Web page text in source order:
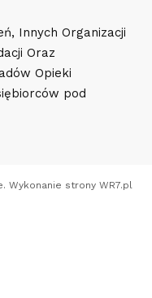
Innych Organizacji
Oraz
Opieki
pod
Wykonanie strony WR7.pl